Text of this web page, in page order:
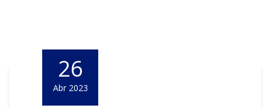
26
Abr 2023